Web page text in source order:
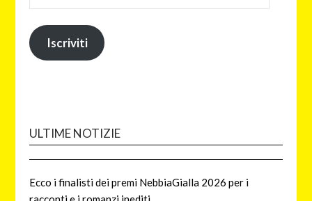
Iscriviti
ULTIME NOTIZIE
Ecco i finalisti dei premi NebbiaGialla 2026 per i